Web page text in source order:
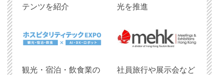
テンツを紹介
光を推進
観光・宿泊・飲食業の
社員旅行や展示会など